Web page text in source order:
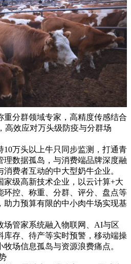
重分群领域专家，高精度传感结合
高效应对万头级防疫与分群场
10万头以上牛只同步监测，打通青
理数据孤岛，与消费端品牌深度融
费者互动的中大型奶牛企业。
家级高新技术企业，以云计算+大
环控、称重、分群、评分、盘点等
助力预算有限的中小肉牛场实现基
场管家系统融入物联网、AI与区
库存、待产等实时预警，移动端操
场信息孤岛与资源浪费痛点。